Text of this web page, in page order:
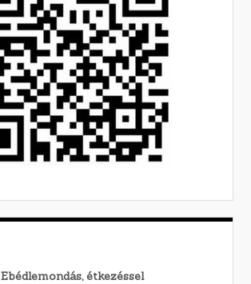
Ebédlemondás, étkezéssel